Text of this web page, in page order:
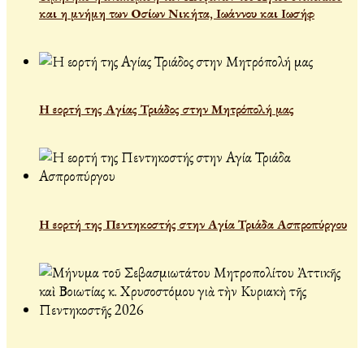
και η μνήμη των Οσίων Νικήτα, Ιωάννου και Ιωσήφ
Η εορτή της Αγίας Τριάδος στην Μητρόπολή μας
Η εορτή της Πεντηκοστής στην Αγία Τριάδα Ασπροπύργου